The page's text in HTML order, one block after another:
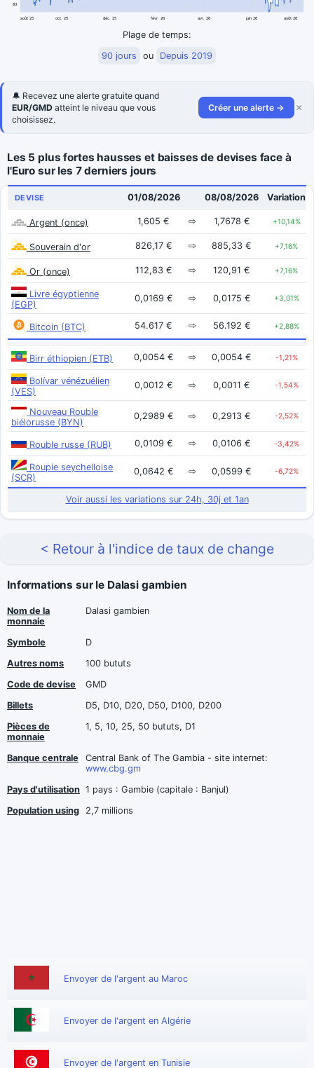
83
août 25 oct. 25 déc. 25 févr. 26 avr. 26 juin 26 août 26
Plage de temps:
90 jours
ou Depuis 2019
🔔 Recevez une alerte gratuite quand
EUR/GMD atteint le niveau que vous
choisissez.
Créer une alerte → ×
Les 5 plus fortes hausses et baisses de devises face à
l'Euro sur les 7 derniers jours
DEVISE 01/08/2026 08/08/2026 Variation
Argent (once) 1,605 € ⇨ 1,7678 € +10,14%
Souverain d'or 826,17 € ⇨ 885,33 € +7,16%
Or (once) 112,83 € ⇨ 120,91 € +7,16%
Livre égyptienne
(EGP)
0,0169 € ⇨ 0,0175 € +3,01%
Bitcoin (BTC) 54.617 € ⇨ 56.192 € +2,88%
Birr éthiopien (ETB) 0,0054 € ⇨ 0,0054 € -1,21%
Bolívar vénézuélien
(VES)
0,0012 € ⇨ 0,0011 € -1,54%
Nouveau Rouble
biélorusse (BYN)
0,2989 € ⇨ 0,2913 € -2,52%
Rouble russe (RUB) 0,0109 € ⇨ 0,0106 € -3,42%
Roupie seychelloise
(SCR)
0,0642 € ⇨ 0,0599 € -6,72%
Voir aussi les variations sur 24h, 30j et 1an
< Retour à l'indice de taux de change
Informations sur le Dalasi gambien
Nom de la
monnaie
Dalasi gambien
Symbole
D
Autres noms
100 bututs
Code de devise
GMD
Billets
D5, D10, D20, D50, D100, D200
Pièces de
monnaie
1, 5, 10, 25, 50 bututs, D1
Banque centrale
Central Bank of The Gambia - site internet:
www.cbg.gm
Pays d'utilisation 1 pays : Gambie (capitale : Banjul)
Population using
2,7 millions
Envoyer de l'argent au Maroc
Envoyer de l'argent en Algérie
Envoyer de l'argent en Tunisie